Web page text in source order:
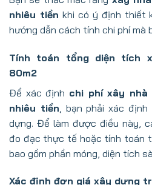
nhiêu tiền khi có ý định thiết
hướng dẫn cách tính chi phí mà
Tính toán tổng diện tích
80m2
Để xác định chi phí xây
nhiêu tiền , bạn phải xác
dựng. Để làm được điều này,
đo đạc thực tế hoặc tính toán
bao gồm phần móng, diện tích
Xác định đơn giá xây dựng